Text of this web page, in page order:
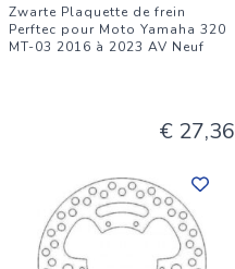
Zwarte Plaquette de frein
Perftec pour Moto Yamaha 320
MT-03 2016 à 2023 AV Neuf
€ 27,36